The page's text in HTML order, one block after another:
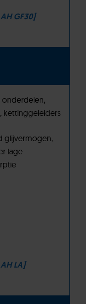
GF30]
onderdelen,
kettinggeleiders
glijvermogen,
lage
LA]